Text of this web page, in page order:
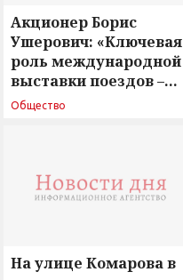
Акционер Борис
Ушерович: «Ключевая
роль международной
выставки поездов –
поиск ответов на
Общество
На улице Комарова в